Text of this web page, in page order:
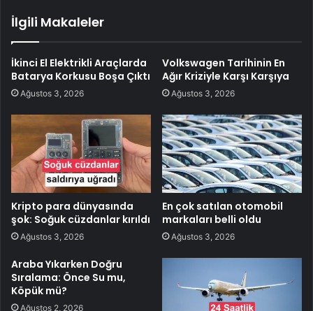
İlgili Makaleler
İkinci El Elektrikli Araçlarda
Batarya Korkusu Boşa Çıktı
Ağustos 3, 2026
Volkswagen Tarihinin En
Ağır Kriziyle Karşı Karşıya
Ağustos 3, 2026
Kripto para dünyasında
şok: Soğuk cüzdanlar kırıldı
Ağustos 3, 2026
En çok satılan otomobil
markaları belli oldu
Ağustos 3, 2026
Araba Yıkarken Doğru
Sıralama: Önce Su mu,
Köpük mü?
Ağustos 2, 2026